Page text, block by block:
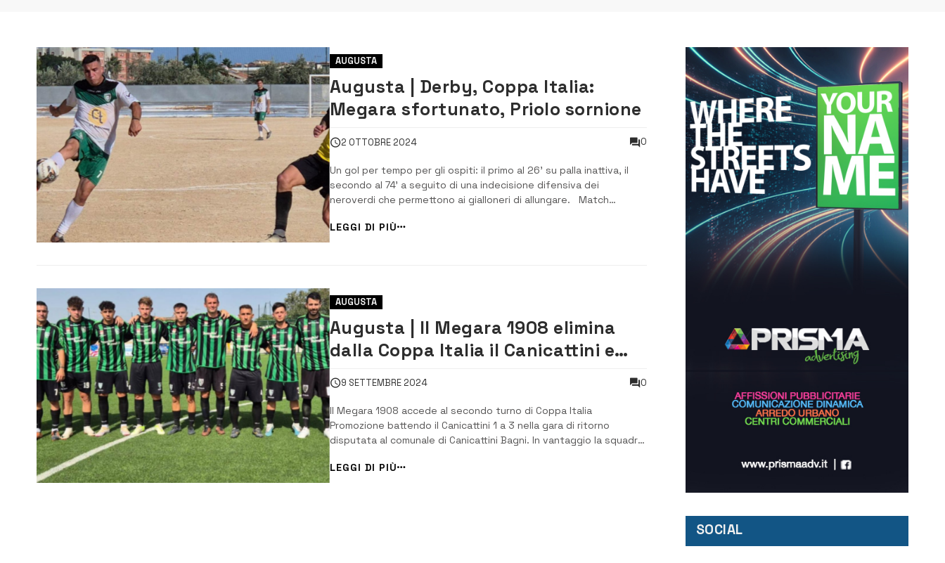
AUGUSTA
Augusta | Derby, Coppa Italia:
Megara sfortunato, Priolo sornione
2 OTTOBRE 2024 0
Un gol per tempo per gli ospiti: il primo al 26’ su palla inattiva, il
secondo al 74’ a seguito di una indecisione difensiva dei
neroverdi che permettono ai gialloneri di allungare. Match
intenso, quello giocato al Megarello, valido per il secondo turno di
andata di Coppa Italia di Promozione, e che ha visto […]
LEGGI DI PIÙ
AUGUSTA
Augusta | Il Megara 1908 elimina
dalla Coppa Italia il Canicattini e
accede al secondo turno
9 SETTEMBRE 2024 0
Il Megara 1908 accede al secondo turno di Coppa Italia
Promozione battendo il Canicattini 1 a 3 nella gara di ritorno
disputata al comunale di Canicattini Bagni. In vantaggio la squadra
per fallo subito da Fichera. Nella ripresa allunga il Megara al […]
LEGGI DI PIÙ
SOCIAL